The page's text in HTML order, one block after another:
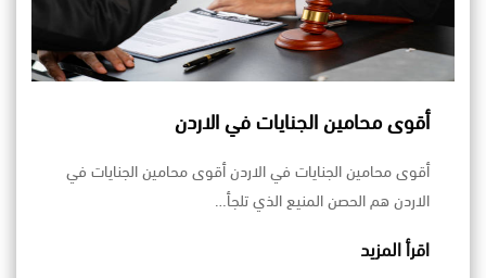
أقوى محامين الجنايات في الاردن
أقوى محامين الجنايات في الاردن أقوى محامين الجنايات في
الاردن هم الحصن المنيع الذي تلجأ…
اقرأ المزيد